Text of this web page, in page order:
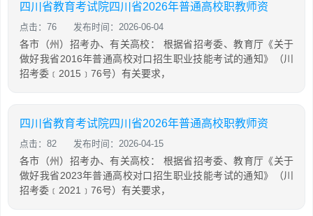
四川省教育考试院四川省2026年普通高校职教师资
点击：76 发布时间：2026-06-04
各市（州）招考办、有关高校： 根据省招考委、教育厅《关于
做好我省2016年普通高校对口招生职业技能考试的通知》（川
招考委﹝2015﹞76号）有关要求，
四川省教育考试院四川省2026年普通高校职教师资
点击：82 发布时间：2026-04-15
各市（州）招考办、有关高校： 根据省招考委、教育厅《关于
做好我省2023年普通高校对口招生职业技能考试的通知》（川
招考委﹝2021﹞76号）有关要求，